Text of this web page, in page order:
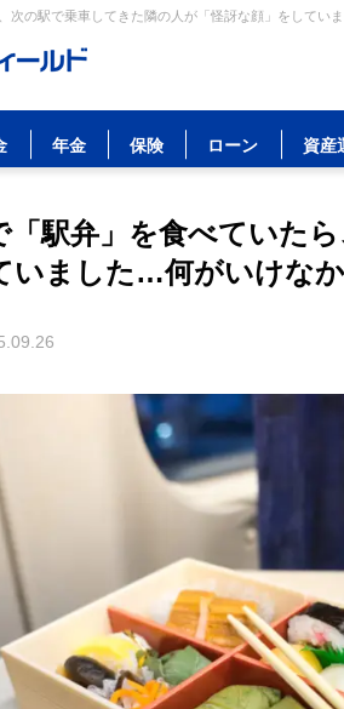
次の駅で乗車してきた隣の人が「怪訝な顔」をして
年金 保険 ローン 資産
「駅弁」を食べていた
いました…何がいけな